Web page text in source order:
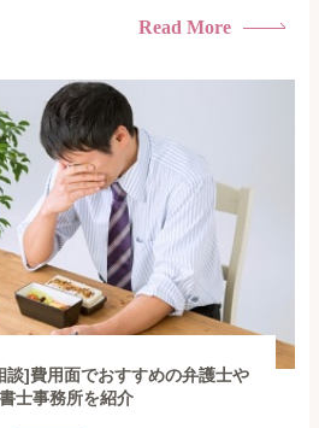
促、取り立てで憂鬱になる。・闇金に
Read More
談]費用面でおすすめの弁護士や
士事務所を紹介